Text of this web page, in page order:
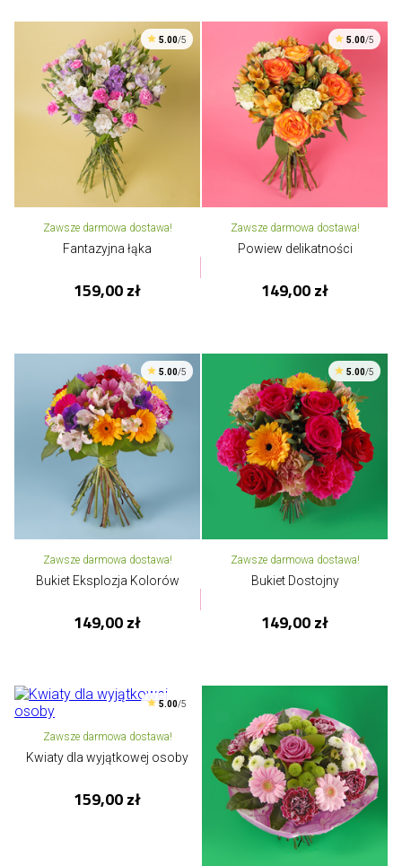
5.00/5
Zawsze darmowa dostawa!
Fantazyjna łąka
159,00 zł
5.00/5
Zawsze darmowa dostawa!
Powiew delikatności
149,00 zł
5.00/5
Zawsze darmowa dostawa!
Bukiet Eksplozja Kolorów
149,00 zł
5.00/5
Zawsze darmowa dostawa!
Bukiet Dostojny
149,00 zł
5.00/5
Zawsze darmowa dostawa!
Kwiaty dla wyjątkowej osoby
159,00 zł